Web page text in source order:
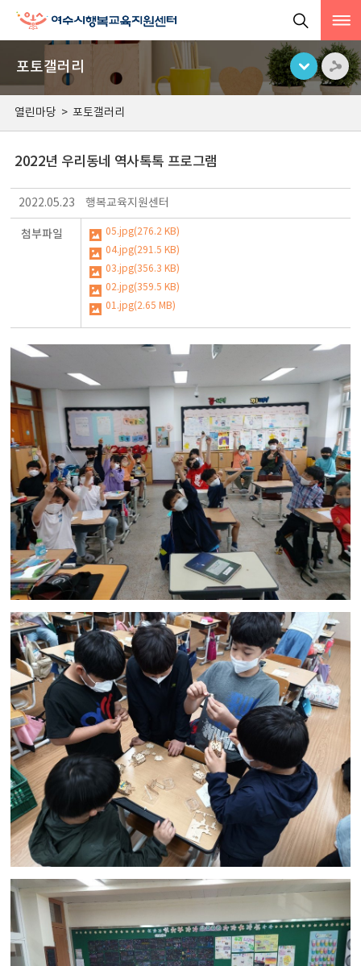
포토갤러리
열린마당 > 포토갤러리
2022년 우리동네 역사톡톡 프로그램
2022.05.23 행복교육지원센터
첨부파일
05.jpg(276.2 KB)
04.jpg(291.5 KB)
03.jpg(356.3 KB)
02.jpg(359.5 KB)
01.jpg(2.65 MB)